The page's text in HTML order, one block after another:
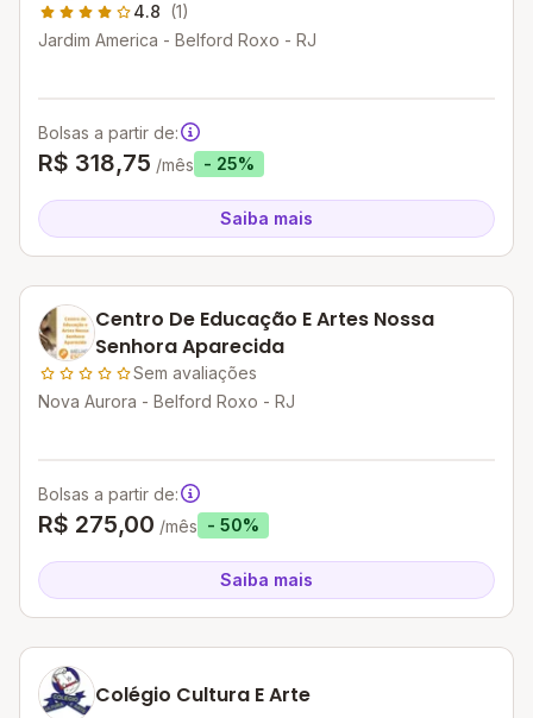
4.8 (1)
Jardim America - Belford Roxo - RJ
Bolsas a partir de:
R$ 318,75 /mês - 25%
Saiba mais
Centro De Educação E Artes Nossa
Senhora Aparecida
Sem avaliações
Nova Aurora - Belford Roxo - RJ
Bolsas a partir de:
R$ 275,00 /mês - 50%
Saiba mais
Colégio Cultura E Arte